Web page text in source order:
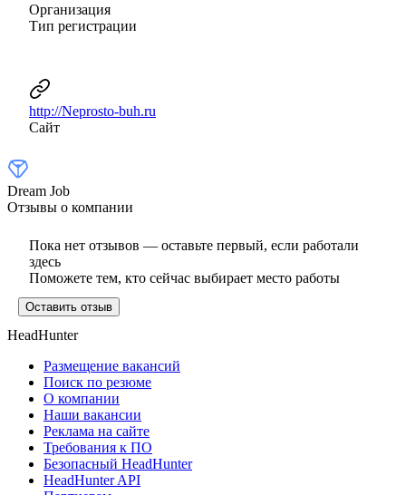
Организация
Тип регистрации
http://Neprosto-buh.ru
Сайт
Dream Job
Отзывы о компании
Пока нет отзывов — оставьте первый, если работали
здесь
Поможете тем, кто сейчас выбирает место работы
Оставить отзыв
HeadHunter
Размещение вакансий
Поиск по резюме
О компании
Наши вакансии
Реклама на сайте
Требования к ПО
Безопасный HeadHunter
HeadHunter API